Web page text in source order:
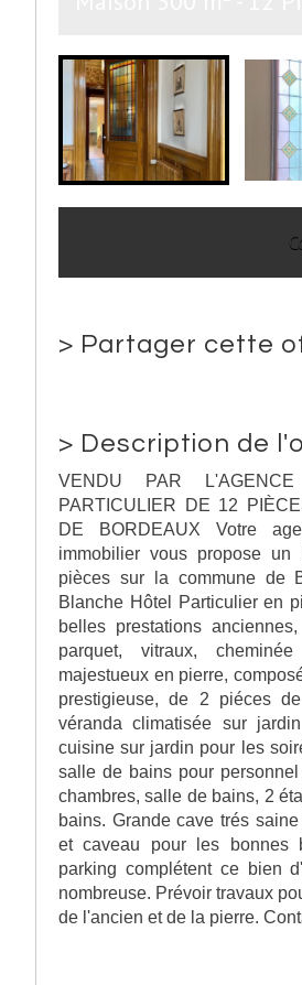
> Partager cette
> Description de
VENDU PAR
PARTICULIER DE 12
DE BORDEAUX Votre
immobilier vous propose
pièces sur la commune de
Blanche Hôtel Particulier en
belles prestations
parquet, vitraux,
majestueux en pierre,
prestigieuse, de 2 piéces
véranda climatisée sur
cuisine sur jardin pour les
salle de bains pour
chambres, salle de bains, 2
bains. Grande cave trés
et caveau pour les bonnes
parking complétent ce bien
nombreuse. Prévoir travaux
de l'ancien et de la pierre.